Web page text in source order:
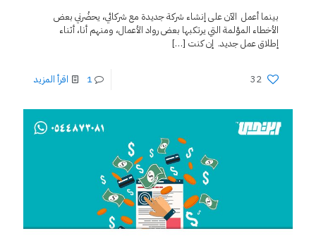
بينما أعمل الآن على إنشاء شركة جديدة مع شركائي، يحضُرني بعض
الأخطاء المؤلمة التي يرتكبها بعض رواد الأعمال، ومنهم أنا، أثناء
إطلاق عمل جديد. إن كنت […]
32
1 اقرأ المزيد